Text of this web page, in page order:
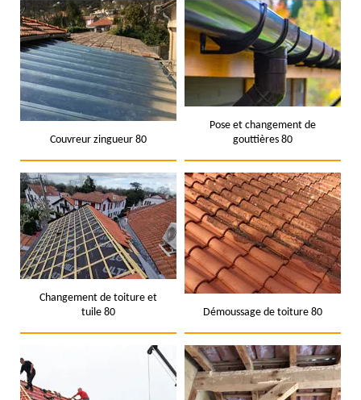
Couvreur zingueur 80
Pose et changement de
gouttières 80
Changement de toiture et
tuile 80
Démoussage de toiture 80